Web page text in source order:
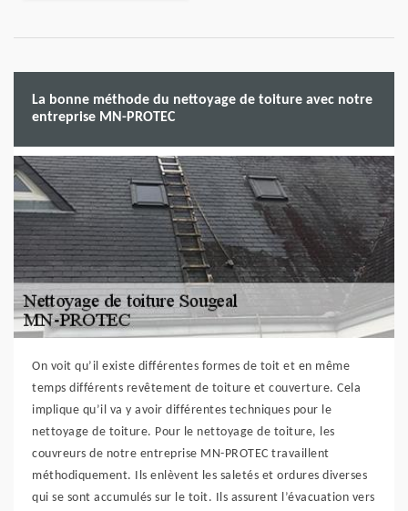
La bonne méthode du nettoyage de toiture avec notre
entreprise MN-PROTEC
On voit qu’il existe différentes formes de toit et en même
temps différents revêtement de toiture et couverture. Cela
implique qu’il va y avoir différentes techniques pour le
nettoyage de toiture. Pour le nettoyage de toiture, les
couvreurs de notre entreprise MN-PROTEC travaillent
méthodiquement. Ils enlèvent les saletés et ordures diverses
qui se sont accumulés sur le toit. Ils assurent l’évacuation vers